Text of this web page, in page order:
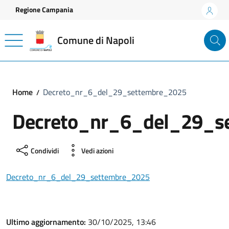
Vai ai contenuti
Vai al footer
Regione Campania
Comune di Napoli
Home Decreto_nr_6_del_29_settembre_2025
Condividi Vedi azioni
Decreto_nr_6_del_29_settembre_2025
Ultimo aggiornamento: 30/10/2025, 13:46